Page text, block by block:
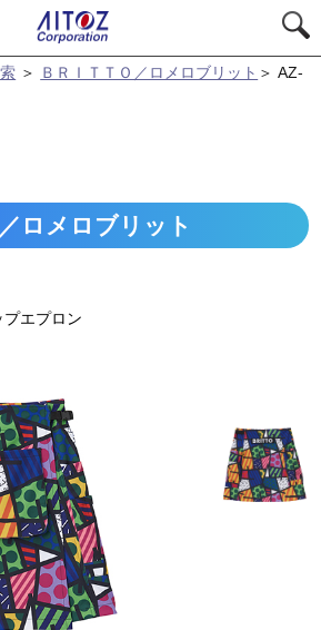
＞ ＢＲＩＴＴＯ／ロメロブリット ＞AZ-
ロメロブリット
プエプロン